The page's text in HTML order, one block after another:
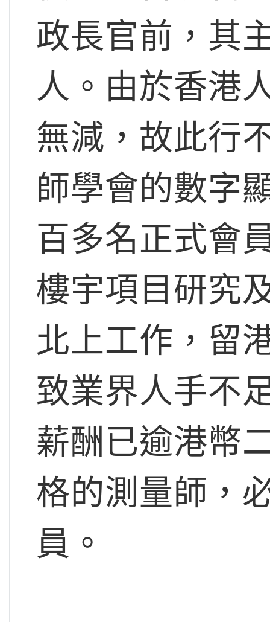
政長官前，其
人。由於香港
無減，故此行
師學會的數字
百多名正式會
樓宇項目研究
北上工作，留
致業界人手不
薪酬已逾港幣
格的測量師，
員。